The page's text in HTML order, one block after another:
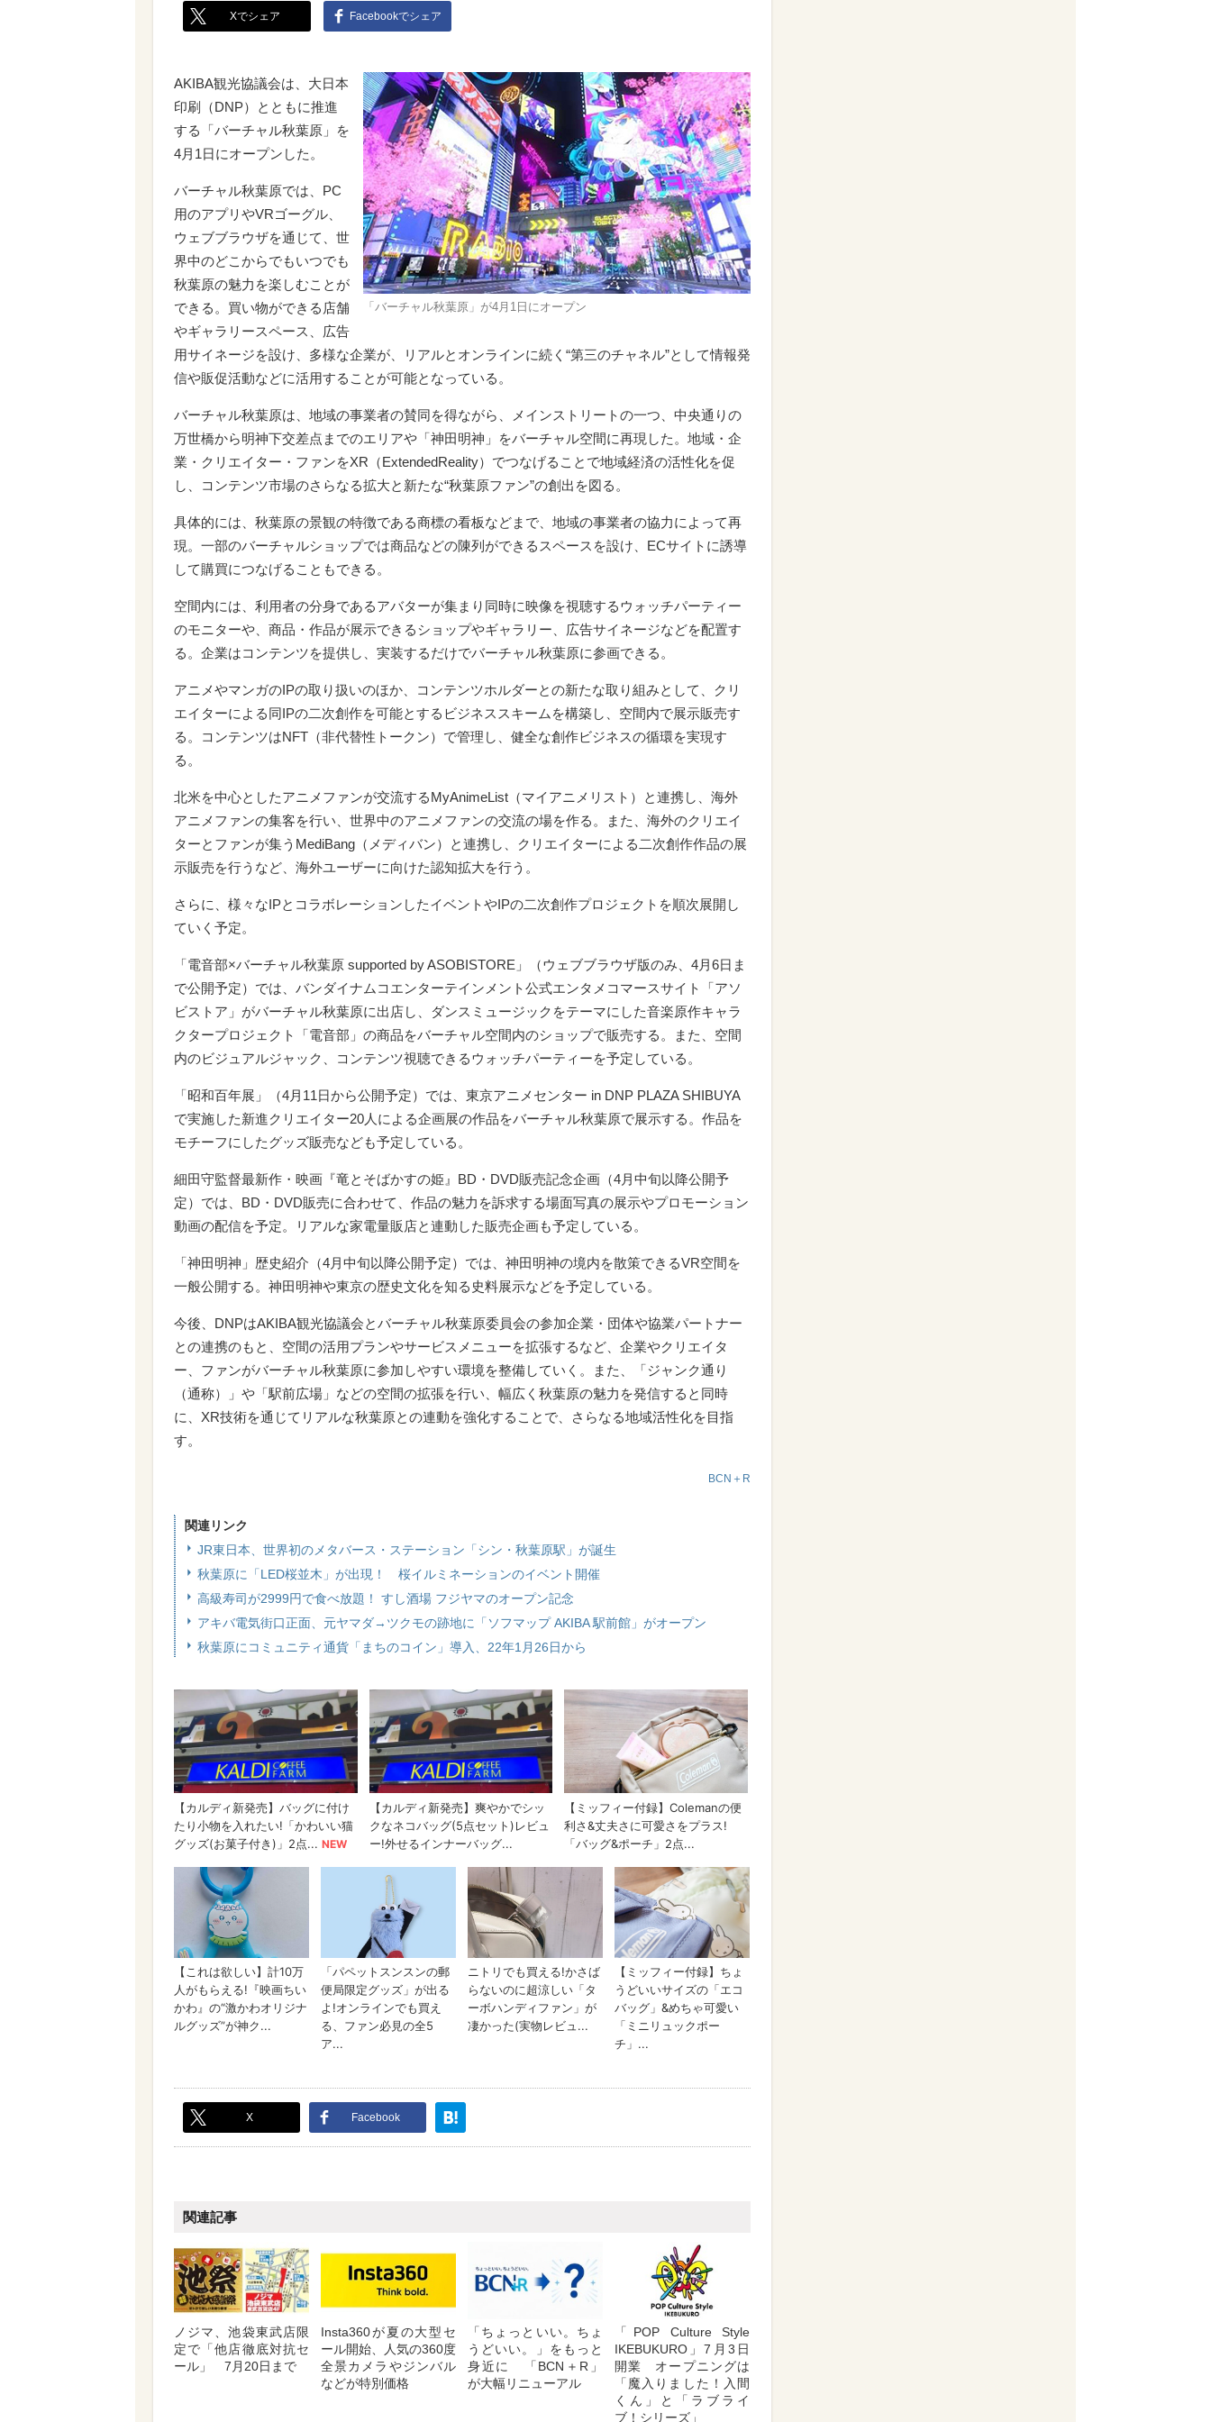
Xでシェア Facebookでシェア
「バーチャル秋葉原」が4月1日にオープン
AKIBA観光協議会は、大日本
印刷（DNP）とともに推進
する「バーチャル秋葉原」を
4月1日にオープンした。
バーチャル秋葉原では、PC
用のアプリやVRゴーグル、
ウェブブラウザを通じて、世
界中のどこからでもいつでも
秋葉原の魅力を楽しむことが
できる。買い物ができる店舗
やギャラリースペース、広告
用サイネージを設け、多様な企業が、リアルとオンラインに続く“第三のチャネル”として情報発
信や販促活動などに活用することが可能となっている。
バーチャル秋葉原は、地域の事業者の賛同を得ながら、メインストリートの一つ、中央通りの
万世橋から明神下交差点までのエリアや「神田明神」をバーチャル空間に再現した。地域・企
業・クリエイター・ファンをXR（ExtendedReality）でつなげることで地域経済の活性化を促
し、コンテンツ市場のさらなる拡大と新たな“秋葉原ファン”の創出を図る。
具体的には、秋葉原の景観の特徴である商標の看板などまで、地域の事業者の協力によって再
現。一部のバーチャルショップでは商品などの陳列ができるスペースを設け、ECサイトに誘導
して購買につなげることもできる。
空間内には、利用者の分身であるアバターが集まり同時に映像を視聴するウォッチパーティー
のモニターや、商品・作品が展示できるショップやギャラリー、広告サイネージなどを配置す
る。企業はコンテンツを提供し、実装するだけでバーチャル秋葉原に参画できる。
アニメやマンガのIPの取り扱いのほか、コンテンツホルダーとの新たな取り組みとして、クリ
エイターによる同IPの二次創作を可能とするビジネススキームを構築し、空間内で展示販売す
る。コンテンツはNFT（非代替性トークン）で管理し、健全な創作ビジネスの循環を実現す
る。
北米を中心としたアニメファンが交流するMyAnimeList（マイアニメリスト）と連携し、海外
アニメファンの集客を行い、世界中のアニメファンの交流の場を作る。また、海外のクリエイ
ターとファンが集うMediBang（メディバン）と連携し、クリエイターによる二次創作作品の展
示販売を行うなど、海外ユーザーに向けた認知拡大を行う。
さらに、様々なIPとコラボレーションしたイベントやIPの二次創作プロジェクトを順次展開し
ていく予定。
「電音部×バーチャル秋葉原 supported by ASOBISTORE」（ウェブブラウザ版のみ、4月6日ま
で公開予定）では、バンダイナムコエンターテインメント公式エンタメコマースサイト「アソ
ビストア」がバーチャル秋葉原に出店し、ダンスミュージックをテーマにした音楽原作キャラ
クタープロジェクト「電音部」の商品をバーチャル空間内のショップで販売する。また、空間
内のビジュアルジャック、コンテンツ視聴できるウォッチパーティーを予定している。
「昭和百年展」（4月11日から公開予定）では、東京アニメセンター in DNP PLAZA SHIBUYA
で実施した新進クリエイター20人による企画展の作品をバーチャル秋葉原で展示する。作品を
モチーフにしたグッズ販売なども予定している。
細田守監督最新作・映画『竜とそばかすの姫』BD・DVD販売記念企画（4月中旬以降公開予
定）では、BD・DVD販売に合わせて、作品の魅力を訴求する場面写真の展示やプロモーション
動画の配信を予定。リアルな家電量販店と連動した販売企画も予定している。
「神田明神」歴史紹介（4月中旬以降公開予定）では、神田明神の境内を散策できるVR空間を
一般公開する。神田明神や東京の歴史文化を知る史料展示などを予定している。
今後、DNPはAKIBA観光協議会とバーチャル秋葉原委員会の参加企業・団体や協業パートナー
との連携のもと、空間の活用プランやサービスメニューを拡張するなど、企業やクリエイタ
ー、ファンがバーチャル秋葉原に参加しやすい環境を整備していく。また、「ジャンク通り
（通称）」や「駅前広場」などの空間の拡張を行い、幅広く秋葉原の魅力を発信すると同時
に、XR技術を通じてリアルな秋葉原との連動を強化することで、さらなる地域活性化を目指
す。
BCN＋R
関連リンク
JR東日本、世界初のメタバース・ステーション「シン・秋葉原駅」が誕生
秋葉原に「LED桜並木」が出現！ 桜イルミネーションのイベント開催
高級寿司が2999円で食べ放題！ すし酒場 フジヤマのオープン記念
アキバ電気街口正面、元ヤマダ→ツクモの跡地に「ソフマップ AKIBA 駅前館」がオープン
秋葉原にコミュニティ通貨「まちのコイン」導入、22年1月26日から
X Facebook
関連記事
ノジマ、池袋東武店限
定で「他店徹底対抗セ
ール」 7月20日まで
Insta360が夏の大型セ
ール開始、人気の360度
全景カメラやジンバル
などが特別価格
「ちょっといい。ちょ
うどいい。」をもっと
身近に 「BCN＋R」
が大幅リニューアル
「POP Culture Style
IKEBUKURO」7月3日
開業 オープニングは
「魔入りました！入間
くん」と「ラブライ
ブ！シリーズ」